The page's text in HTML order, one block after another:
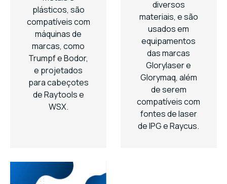
plásticos, são
compatíveis com
máquinas de
marcas, como
Trumpf e Bodor,
e projetados
para cabeçotes
de Raytools e
WSX.
diversos
materiais, e são
usados em
equipamentos
das marcas
Glorylaser e
Glorymaq, além
de serem
compatíveis com
fontes de laser
de IPG e Raycus.